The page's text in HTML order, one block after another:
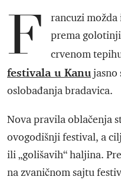
F
rancuzi
prema
crvenom
festivala u Kanu jasno
oslobađanja bradavica.
Nova pravila oblačenja
ovogodišnji festival, a
ili „golišavih“ haljina.
na zvaničnom sajtu